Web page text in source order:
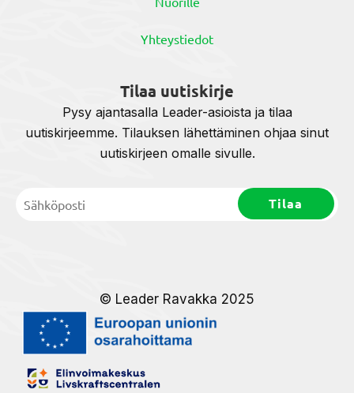
Yhteystiedot
Tilaa uutiskirje
Pysy ajantasalla Leader-asioista ja tilaa
uutiskirjeemme. Tilauksen lähettäminen ohjaa sinut
uutiskirjeen omalle sivulle.
© Leader Ravakka 2025